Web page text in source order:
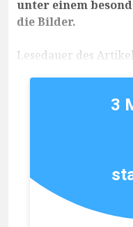
unter einem
die Bilder.
Lesedauer des
3